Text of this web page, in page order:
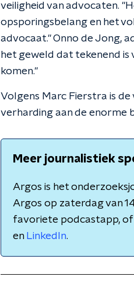
veiligheid van advocaten.
opsporingsbelang en het
advocaat.'' Onno de Jong,
het geweld dat tekenend
komen.''
Volgens Marc Fierstra is de
verharding aan de enorme
Meer journalistiek
Argos is het
Argos op zaterdag van
favoriete podcastapp, of
en LinkedIn.